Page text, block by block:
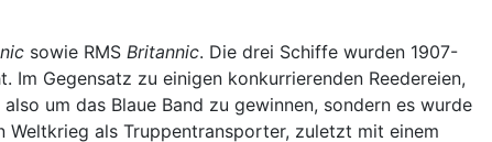
sowie RMS Britannic. Die drei Schiffe wurden 1907-
Gegensatz zu einigen konkurrierenden Reedereien,
um das Blaue Band zu gewinnen, sondern es wurde
Weltkrieg als Truppentransporter, zuletzt mit einem